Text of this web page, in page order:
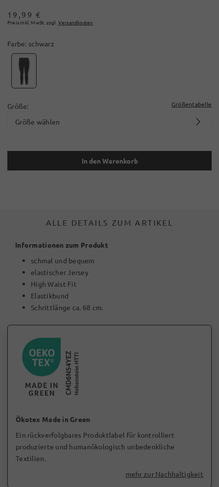
19,99 €
Preis inkl. MwSt. zzgl. Versandkosten
Farbe: schwarz
Größe: Größentabelle
Größe wählen
In den Warenkorb
ALLE DETAILS ZUM ARTIKEL
Informationen zum Produkt
schmal und bequem
elastischer Jersey
High Waist Fit
Elastikbund
Schrittlänge ca. 68 cm.
Ökotex Made in Green
Ein rückverfolgbares Produktlabel für kontrolliert
produzierte und humanökologisch unbedenkliche
Textilien.
mehr zur Nachhaltigkeit